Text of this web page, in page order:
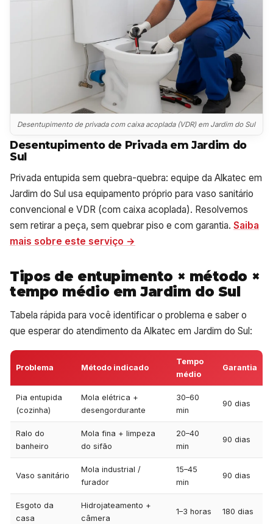
Desentupimento de privada com caixa acoplada (VDR) em Jardim do Sul
Desentupimento de Privada em Jardim do
Sul
Privada entupida sem quebra-quebra: equipe da Alkatec em
Jardim do Sul usa equipamento próprio para vaso sanitário
convencional e VDR (com caixa acoplada). Resolvemos
sem retirar a peça, sem quebrar piso e com garantia. Saiba
mais sobre este serviço →
Tipos de entupimento × método ×
tempo médio em Jardim do Sul
Tabela rápida para você identificar o problema e saber o
que esperar do atendimento da Alkatec em Jardim do Sul:
Problema Método indicado
Tempo
médio
Garantia
Pia entupida
(cozinha)
Mola elétrica +
desengordurante
30–60
min
90 dias
Ralo do
banheiro
Mola fina + limpeza
do sifão
20–40
min
90 dias
Vaso sanitário
Mola industrial /
furador
15–45
min
90 dias
Esgoto da
casa
Hidrojateamento +
câmera
1–3 horas 180 dias